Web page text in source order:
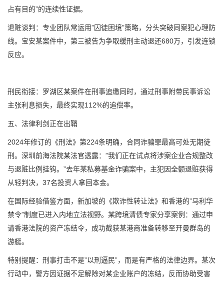
占有目的”的连续性证据。
退赃谈判：专业团队常运用”囚徒困境”策略，分头突破同案犯心理防
线。宝安某案件中，第三被告为争取缓刑主动退还680万，引发连锁
反应。
刑民衔接：罗湖区某案件在刑事追缴同时，通过刑事附带民事诉讼
主张利息损失，最终实现112%的追偿率。
五、法律利剑正在出鞘
2024年修订的《刑法》第224条明确，合同诈骗罪最高可处无期徒
刑。深圳前海法院某法官透露：”我们正在试点将涉案企业合规整改
与退赃比例挂钩。”去年某私募基金诈骗案中，主犯因全额退赃获得
从轻判决，37名投资人拿回本金。
在国际经验借鉴方面，新加坡的《欺诈性转让法》和香港的”马利华
禁令”制度已进入内地立法视野。某跨境清债专家分享案例：通过申
请香港法院的资产冻结令，成功截获某港商准备转移至开曼群岛的
游艇。
特别提醒：刑事打击不是”以刑逼民”，而是有严格的法律边界。某次
行动中，警方因证据不足解除对某企业账户的冻结，反而协助受害